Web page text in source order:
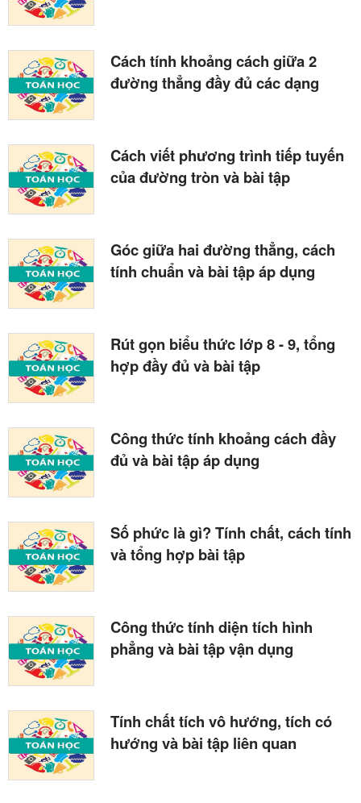
Cách tính khoảng cách giữa 2
đường thẳng đầy đủ các dạng
Cách viết phương trình tiếp tuyến
của đường tròn và bài tập
Góc giữa hai đường thẳng, cách
tính chuẩn và bài tập áp dụng
Rút gọn biểu thức lớp 8 - 9, tổng
hợp đầy đủ và bài tập
Công thức tính khoảng cách đầy
đủ và bài tập áp dụng
Số phức là gì? Tính chất, cách tính
và tổng hợp bài tập
Công thức tính diện tích hình
phẳng và bài tập vận dụng
Tính chất tích vô hướng, tích có
hướng và bài tập liên quan